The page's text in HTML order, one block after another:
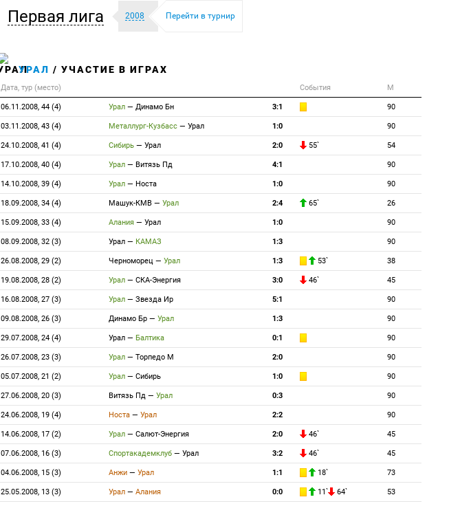
Первая лига 2008 Перейти в турнир
УРАЛ / УЧАСТИЕ В ИГРАХ
Дата, тур (место) События М
06.11.2008, 44 (4) Урал — Динамо Бн 3:1 90
03.11.2008, 43 (4) Металлург-Кузбасс — Урал 1:0 90
24.10.2008, 41 (4) Сибирь — Урал 2:0 55` 54
17.10.2008, 40 (4) Урал — Витязь Пд 4:1 90
14.10.2008, 39 (4) Урал — Носта 1:0 90
18.09.2008, 34 (4) Машук-КМВ — Урал 2:4 65` 26
15.09.2008, 33 (4) Алания — Урал 1:0 90
08.09.2008, 32 (3) Урал — КАМАЗ 1:3 90
26.08.2008, 29 (2) Черноморец — Урал 1:3 53` 38
19.08.2008, 28 (2) Урал — СКА-Энергия 3:0 46` 45
16.08.2008, 27 (3) Урал — Звезда Ир 5:1 90
09.08.2008, 26 (3) Динамо Бр — Урал 1:3 90
29.07.2008, 24 (4) Урал — Балтика 0:1 90
26.07.2008, 23 (3) Урал — Торпедо М 2:0 90
05.07.2008, 21 (2) Урал — Сибирь 1:0 90
27.06.2008, 20 (3) Витязь Пд — Урал 0:3 90
24.06.2008, 19 (4) Носта — Урал 2:2 90
14.06.2008, 17 (2) Урал — Салют-Энергия 2:0 46` 45
07.06.2008, 16 (3) Спортакадемклуб — Урал 3:2 46` 45
04.06.2008, 15 (3) Анжи — Урал 1:1 18` 73
25.05.2008, 13 (3) Урал — Алания 0:0 11` 64` 53